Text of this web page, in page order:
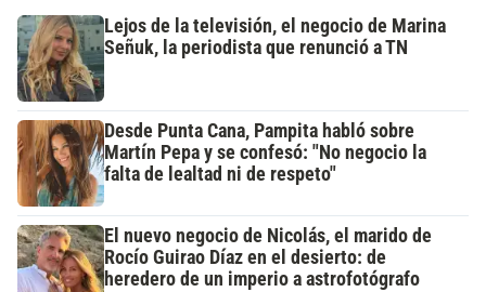
Lejos de la televisión, el negocio de Marina
Señuk, la periodista que renunció a TN
Desde Punta Cana, Pampita habló sobre
Martín Pepa y se confesó: "No negocio la
falta de lealtad ni de respeto"
El nuevo negocio de Nicolás, el marido de
Rocío Guirao Díaz en el desierto: de
heredero de un imperio a astrofotógrafo